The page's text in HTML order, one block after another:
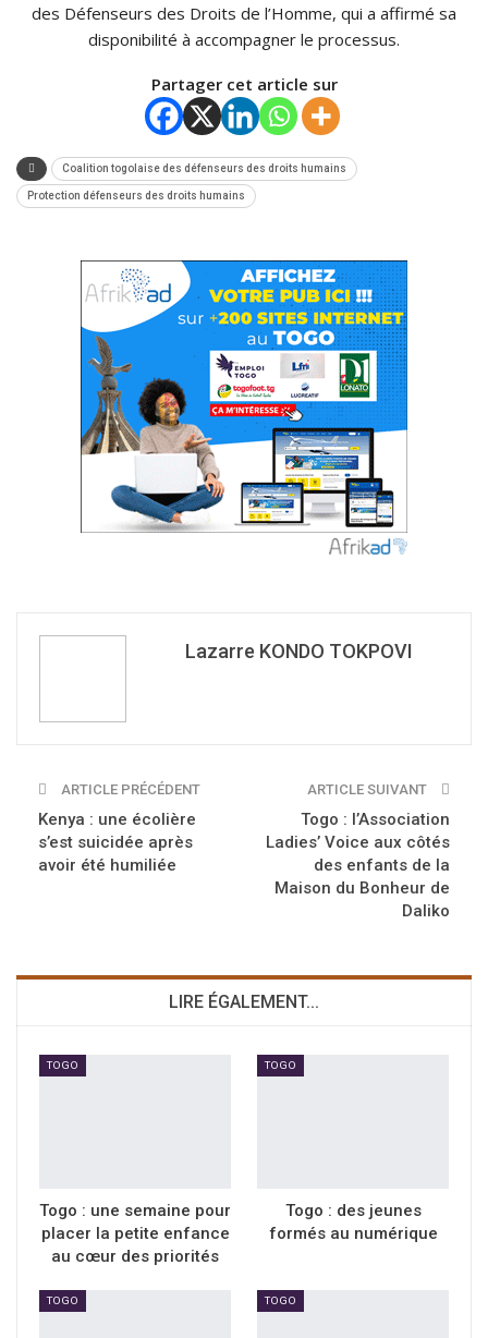
des Défenseurs des Droits de l’Homme, qui a affirmé sa
disponibilité à accompagner le processus.
Partager cet article sur
Coalition togolaise des défenseurs des droits humains
Protection défenseurs des droits humains
Lazarre KONDO TOKPOVI
ARTICLE PRÉCÉDENT
Kenya : une écolière
s’est suicidée après
avoir été humiliée
ARTICLE SUIVANT
Togo : l’Association
Ladies’ Voice aux côtés
des enfants de la
Maison du Bonheur de
Daliko
LIRE ÉGALEMENT...
TOGO
Togo : une semaine pour
placer la petite enfance
au cœur des priorités
TOGO
Togo : des jeunes
formés au numérique
TOGO TOGO